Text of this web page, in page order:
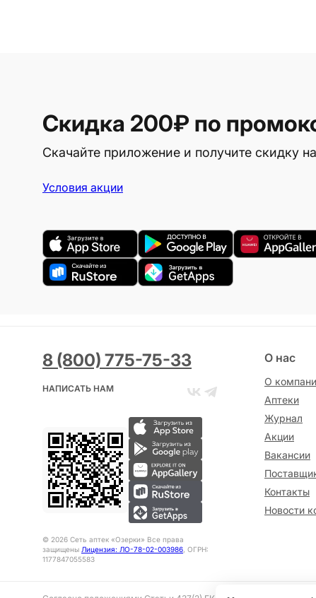
Скидка 200₽ по
Скачайте приложение и получите скидку
Условия акции
8 (800) 775-75-33
НАПИСАТЬ НАМ
© 2026 Сеть аптек «Озерки» Все права
защищены Лицензия: ЛО-78-02-003986, ОГРН:
1177847055583
О нас
О
Аптеки
Журнал
Акции
Вакансии
Контакты
Новости